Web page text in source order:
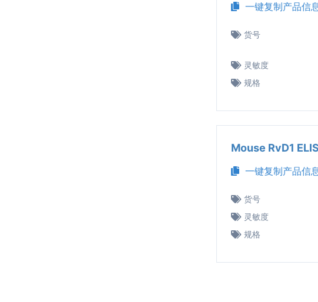
一键复制产品信
货号
灵敏度
规格
Mouse RvD1
一键复制产品信
货号
灵敏度
规格